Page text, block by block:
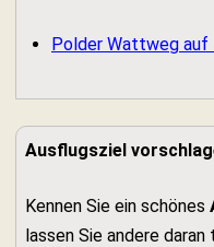
Polder Wattweg auf
Ausflugsziel
Kennen Sie ein schönes
lassen Sie andere